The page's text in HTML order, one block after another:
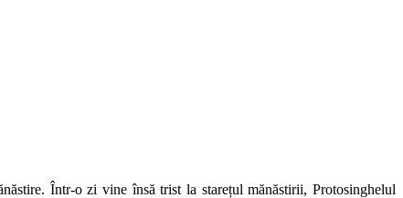
Într-o zi vine însă trist la starețul mănăstirii, Protosinghelul